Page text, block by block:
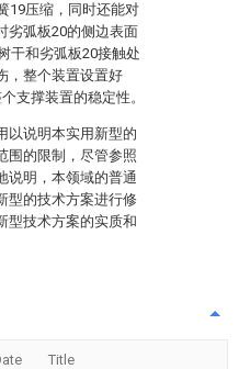
19压缩，同时还能对
劣弧板20的侧边表面
干和劣弧板20接触处
，整个装置设置好
支撑装置的稳定性。
以说明本实用新型的
围的限制，尽管参照
说明，本领域的普通
型的技术方案进行修
型技术方案的实质和
Title